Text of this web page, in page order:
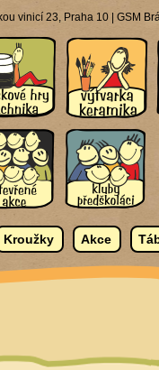
vinicí 23, Praha 10 | GSM
Kroužky Akce